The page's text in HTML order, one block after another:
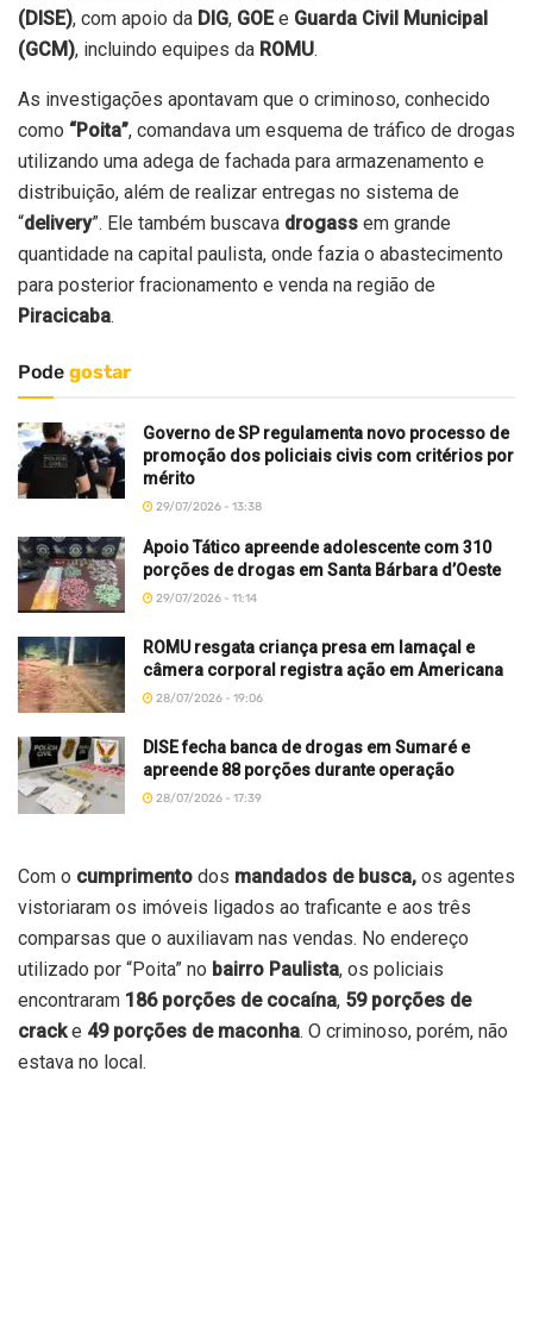
(DISE), com apoio da DIG, GOEe Guarda Civil Municipal
(GCM), incluindo equipes da ROMU.
As investigações apontavam que o criminoso, conhecido
como “Poita”, comandava um esquema de tráfico de drogas
utilizando uma adega de fachada para armazenamento e
distribuição, além de realizar entregas no sistema de
“delivery”. Ele também buscava drogass em grande
quantidade na capital paulista, onde fazia o abastecimento
para posterior fracionamento e venda na região de
Piracicaba.
Pode gostar
Governo de SP regulamenta novo processo de
promoção dos policiais civis com critérios por
mérito
29/07/2026 - 13:38
Apoio Tático apreende adolescente com 310
porções de drogas em Santa Bárbara d’Oeste
29/07/2026 - 11:14
ROMU resgata criança presa em lamaçal e
câmera corporal registra ação em Americana
28/07/2026 - 19:06
DISE fecha banca de drogas em Sumaré e
apreende 88 porções durante operação
28/07/2026 - 17:39
Com o cumprimento dos mandados de busca, os agentes
vistoriaram os imóveis ligados ao traficante e aos três
comparsas que o auxiliavam nas vendas. No endereço
utilizado por “Poita” no bairro Paulista, os policiais
encontraram 186 porções de cocaína, 59 porções de
cracke 49 porções de maconha. O criminoso, porém, não
estava no local.